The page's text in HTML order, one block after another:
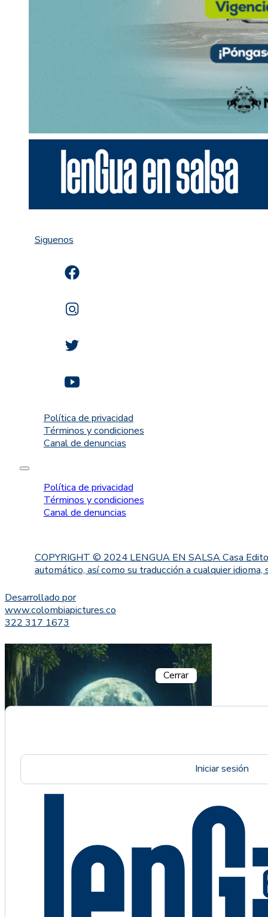
Siguenos
Política de privacidad
Términos y condiciones
Canal de denuncias
Política de privacidad
Términos y condiciones
Canal de denuncias
COPYRIGHT © 2024 LENGUA EN SALSA Casa
automático, así como su traducción a cualquier
Desarrollado por
www.colombiapictures.co
322 317 1673
Cerrar
Iniciar sesión